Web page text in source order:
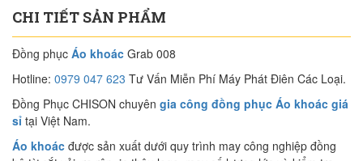
CHI TIẾT SẢN PHẨM
Đồng phục Áo khoác Grab 008
Hotline: 0979 047 623 Tư Vấn Miễn Phí Máy Phát Điên Các Loại.
Đồng Phục CHISON chuyên gia công đồng phục Áo khoác giá
sỉ tại Việt Nam.
Áo khoác được sản xuất dưới quy trình may công nghiệp đồng